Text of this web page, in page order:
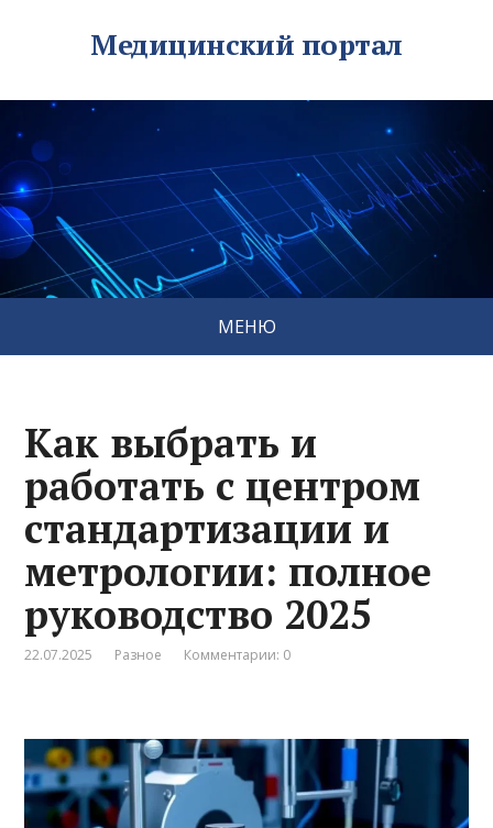
Медицинский портал
МЕНЮ
Как выбрать и
работать с центром
стандартизации и
метрологии: полное
руководство 2025
22.07.2025 Разное Комментарии: 0